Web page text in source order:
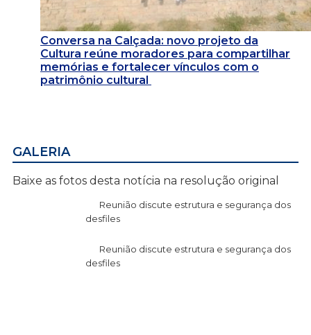
Conversa na Calçada: novo projeto da
Cultura reúne moradores para compartilhar
memórias e fortalecer vínculos com o
patrimônio cultural
GALERIA
Baixe as fotos desta notícia na resolução original
Reunião discute estrutura e segurança dos
desfiles
Reunião discute estrutura e segurança dos
desfiles